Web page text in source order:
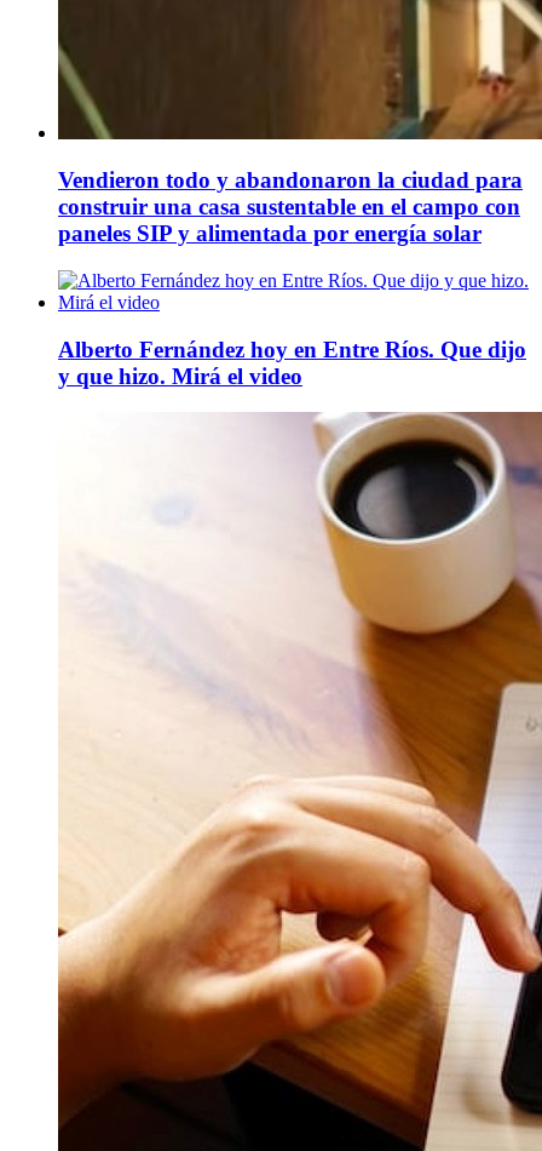
Vendieron todo y abandonaron la ciudad para
construir una casa sustentable en el campo con
paneles SIP y alimentada por energía solar
Alberto Fernández hoy en Entre Ríos. Que dijo
y que hizo. Mirá el video